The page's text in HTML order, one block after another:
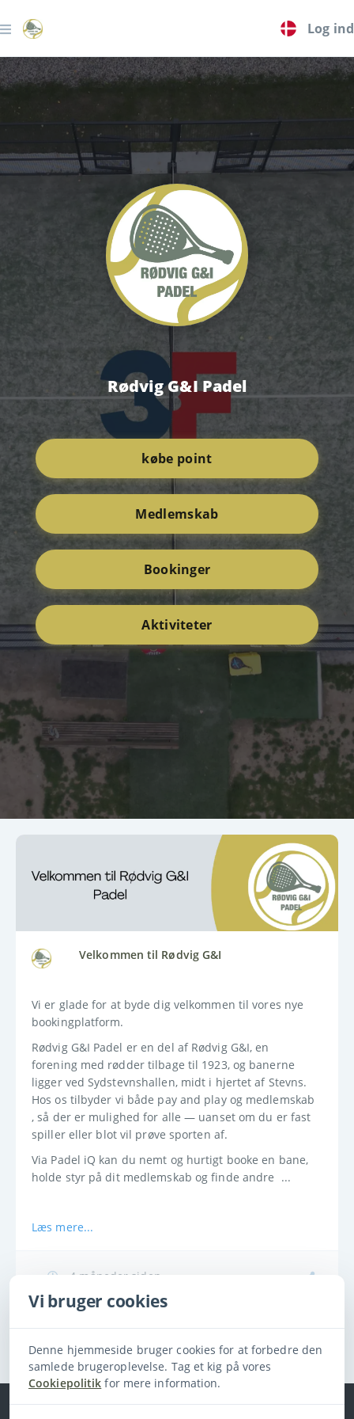
Log ind
Rødvig G&I Padel
købe point
Medlemskab
Bookinger
Aktiviteter
Velkommen til Rødvig G&I
Vi er glade for at byde dig velkommen til vores nye
bookingplatform.
Rødvig G&I Padel er en del af Rødvig G&I, en
forening med rødder tilbage til 1923, og banerne
ligger ved Sydstevnshallen, midt i hjertet af Stevns.
Hos os tilbyder vi både pay and play og medlemskab
, så der er mulighed for alle — uanset om du er fast
spiller eller blot vil prøve sporten af.
Via Padel iQ kan du nemt og hurtigt booke en bane,
holde styr på dit medlemskab og finde andre  ...
Læs mere...
4 måneder siden
Log ind for at kommentere
Vi bruger cookies
Denne hjemmeside bruger cookies for at forbedre den
samlede brugeroplevelse. Tag et kig på vores
Cookiepolitik for mere information.